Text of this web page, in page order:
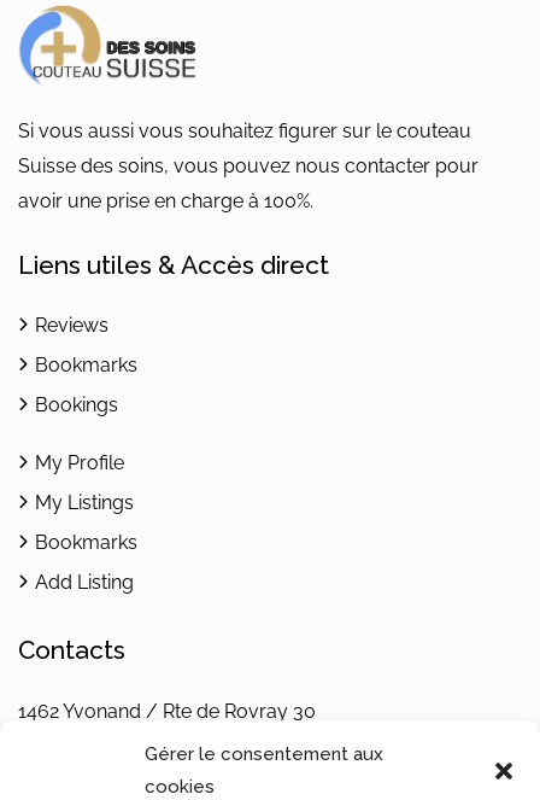
Gérer le consentement aux
cookies
Si vous aussi vous souhaitez figurer sur le couteau
Suisse des soins, vous pouvez nous contacter pour
avoir une prise en charge à 100%.
Liens utiles & Accès direct
Reviews
Bookmarks
Bookings
My Profile
My Listings
Bookmarks
Add Listing
Contacts
1462 Yvonand / Rte de Rovray 30
Vaud / Switzerland
Téléphone : +4179 242 32 68